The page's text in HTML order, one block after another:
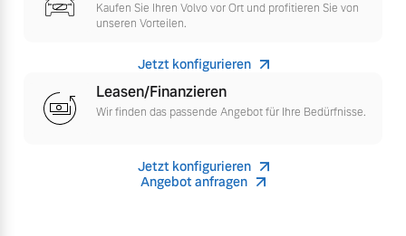
Jetzt kennenlernen
Mehr erfahren
Finanzierung & Leasing
Kaufen Sie Ihren Volvo vor Ort und profitieren Sie von
unseren Vorteilen.
Jetzt konfigurieren
Leasen/Finanzieren
Wir finden das passende Angebot für Ihre Bedürfnisse.
Jetzt konfigurieren
Angebot anfragen